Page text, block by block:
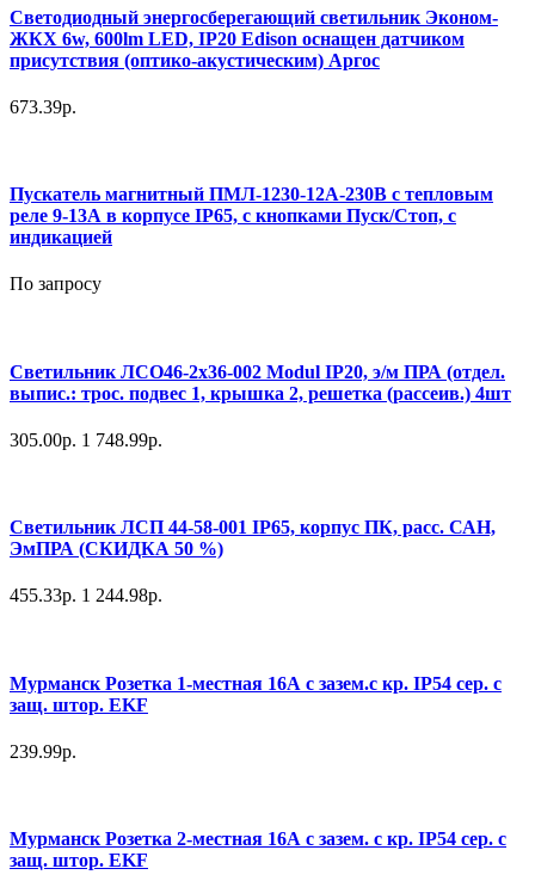
Светодиодный энергосберегающий светильник Эконом-
ЖКХ 6w, 600lm LED, IP20 Edison оснащен датчиком
присутствия (оптико-акустическим) Аргос
673.39р.
Пускатель магнитный ПМЛ-1230-12А-230В с тепловым
реле 9-13А в корпусе IP65, с кнопками Пуск/Стоп, с
индикацией
По запросу
Светильник ЛСО46-2х36-002 Modul IP20, э/м ПРА (отдел.
выпис.: трос. подвес 1, крышка 2, решетка (рассеив.) 4шт
305.00р. 1 748.99р.
Светильник ЛСП 44-58-001 IP65, корпус ПК, расс. САН,
ЭмПРА (СКИДКА 50 %)
455.33р. 1 244.98р.
Мурманск Розетка 1-местная 16А с зазем.с кр. IP54 сер. с
защ. штор. EKF
239.99р.
Мурманск Розетка 2-местная 16А с зазем. с кр. IP54 сер. с
защ. штор. EKF